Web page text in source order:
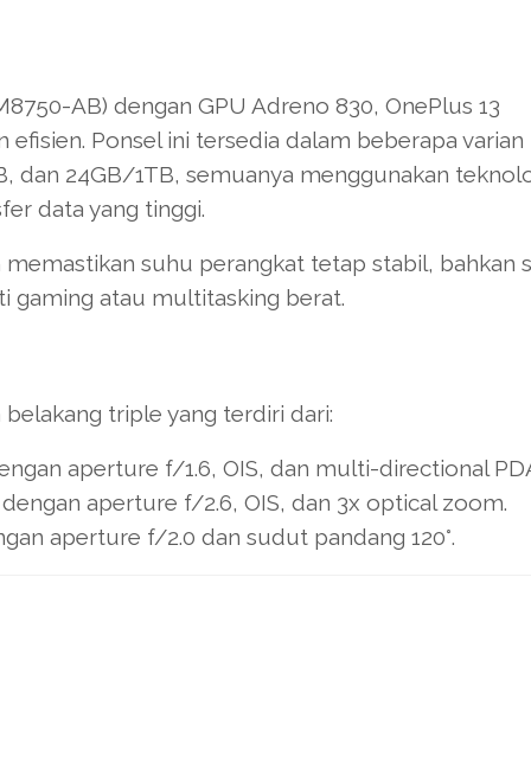
AB) dengan GPU Adreno 830, OnePlus 13
Ponsel ini tersedia dalam beberapa varian
dan 24GB/1TB, semuanya menggunakan
data yang tinggi.
suhu perangkat tetap stabil, bahkan
gaming atau multitasking berat.
triple yang terdiri dari:
aperture f/1.6, OIS, dan multi-directional
aperture f/2.6, OIS, dan 3x optical zoom.
aperture f/2.0 dan sudut pandang 120°.